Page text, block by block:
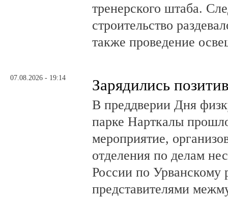
тренерского штаба.
строительство
также проведение
07.08.2026 - 19:14 Зарядились
В преддверии Дня
парке Нарткалы
мероприятие,
отделения по делам
России по Урванскому
представителями